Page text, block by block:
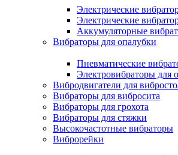
Электрические
Электрические
Аккумуляторные
Вибраторы для опалубки
Пневматические
Электровибраторы для
Вибродвигатели для
Вибраторы для вибросита
Вибраторы для грохота
Вибраторы для стяжки
Высокочастотные вибраторы
Виброрейки